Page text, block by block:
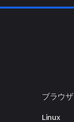
ブラウザ
Linux